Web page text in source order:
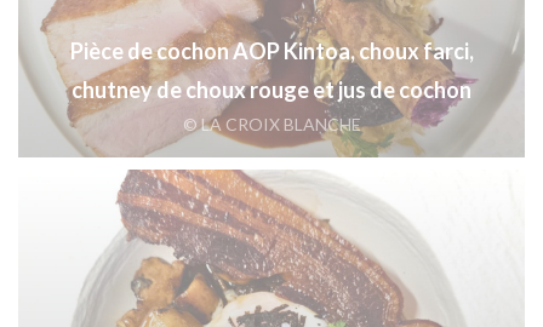
Pièce de cochon AOP Kintoa, choux farci,
chutney de choux rouge et jus de cochon
© LA CROIX BLANCHE